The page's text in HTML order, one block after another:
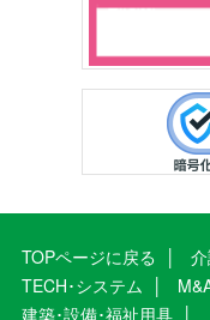
TOPページに戻る
TECH･システム
建築･設備･福祉用具